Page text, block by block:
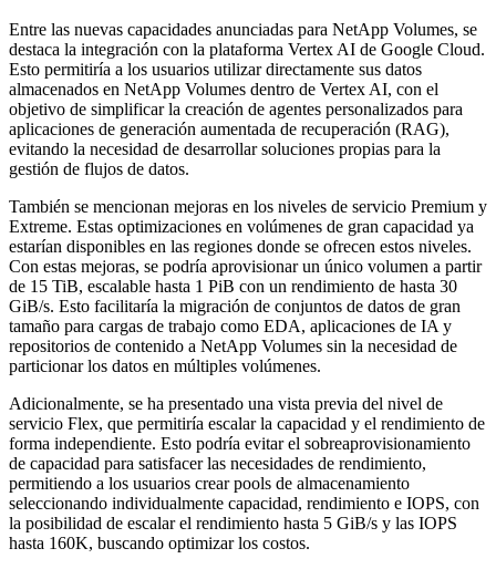
Entre las nuevas capacidades anunciadas para NetApp Volumes, se
destaca la integración con la plataforma Vertex AI de Google Cloud.
Esto permitiría a los usuarios utilizar directamente sus datos
almacenados en NetApp Volumes dentro de Vertex AI, con el
objetivo de simplificar la creación de agentes personalizados para
aplicaciones de generación aumentada de recuperación (RAG),
evitando la necesidad de desarrollar soluciones propias para la
gestión de flujos de datos.
También se mencionan mejoras en los niveles de servicio Premium y
Extreme. Estas optimizaciones en volúmenes de gran capacidad ya
estarían disponibles en las regiones donde se ofrecen estos niveles.
Con estas mejoras, se podría aprovisionar un único volumen a partir
de 15 TiB, escalable hasta 1 PiB con un rendimiento de hasta 30
GiB/s. Esto facilitaría la migración de conjuntos de datos de gran
tamaño para cargas de trabajo como EDA, aplicaciones de IA y
repositorios de contenido a NetApp Volumes sin la necesidad de
particionar los datos en múltiples volúmenes.
Adicionalmente, se ha presentado una vista previa del nivel de
servicio Flex, que permitiría escalar la capacidad y el rendimiento de
forma independiente. Esto podría evitar el sobreaprovisionamiento
de capacidad para satisfacer las necesidades de rendimiento,
permitiendo a los usuarios crear pools de almacenamiento
seleccionando individualmente capacidad, rendimiento e IOPS, con
la posibilidad de escalar el rendimiento hasta 5 GiB/s y las IOPS
hasta 160K, buscando optimizar los costos.